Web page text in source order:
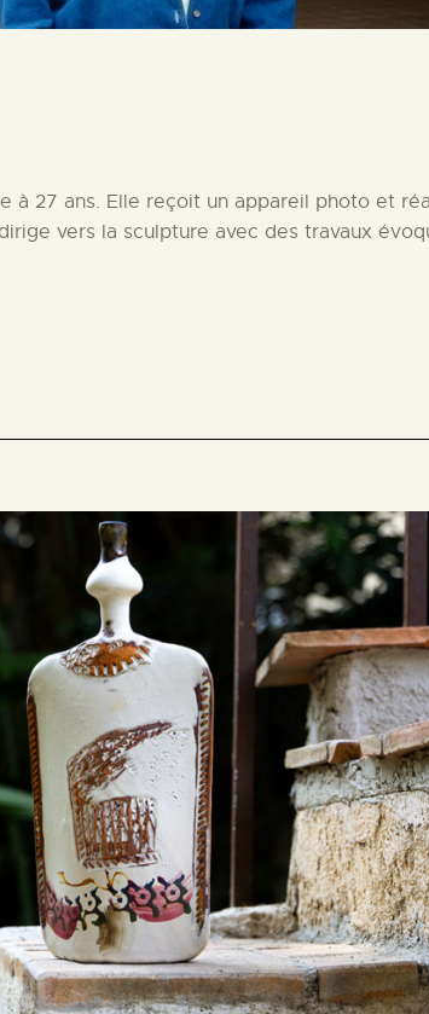
à 27 ans. Elle reçoit un appareil photo et
vers la sculpture avec des travaux